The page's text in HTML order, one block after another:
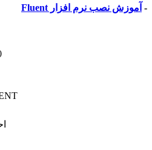
- آموزش نصب نرم افزار Fluent